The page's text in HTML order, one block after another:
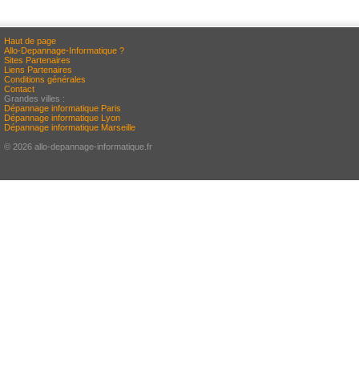
Haut de page
Allo-Depannage-Informatique ?
Sites Partenaires
Liens Partenaires
Conditions générales
Contact
Grandes villes :
Dépannage informatique Paris
Dépannage informatique Lyon
Dépannage informatique Marseille
© 2026 allo-depannage-informatique.fr